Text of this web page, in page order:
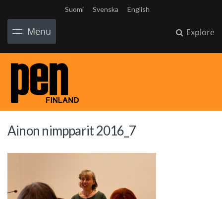
Suomi Svenska English
Menu Explore
Ainon nimpparit 2016_7